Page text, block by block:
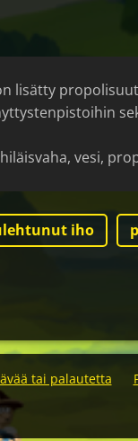
lisätty
vesi,
iho
tai palautetta